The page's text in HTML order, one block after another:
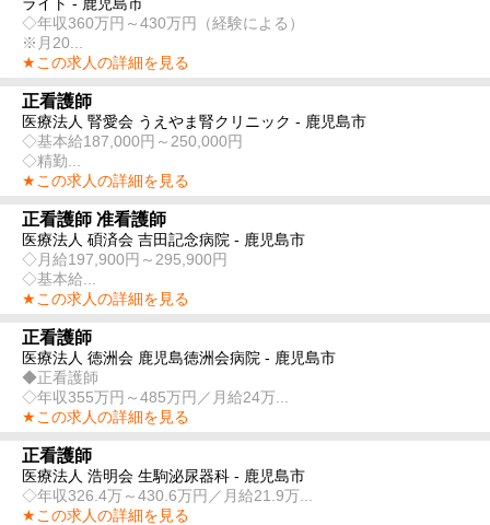
◇年収360万円～430万円（経験による）
※月20...
★この求人の詳細を見る
正看護師
医療法人 腎愛会 うえやま腎クリニック - 鹿児島市
◇基本給187,000円～250,000円
◇精勤...
★この求人の詳細を見る
正看護師 准看護師
医療法人 碩済会 吉田記念病院 - 鹿児島市
◇月給197,900円～295,900円
◇基本給...
★この求人の詳細を見る
正看護師
医療法人 徳洲会 鹿児島徳洲会病院 - 鹿児島市
◆正看護師
◇年収355万円～485万円／月給24万...
★この求人の詳細を見る
正看護師
医療法人 浩明会 生駒泌尿器科 - 鹿児島市
◇年収326.4万～430.6万円／月給21.9万...
★この求人の詳細を見る